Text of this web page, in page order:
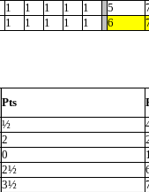
1 1 1 1 1 5
1 1 1 1 1 6
Pts
½
2
0
2½
3½